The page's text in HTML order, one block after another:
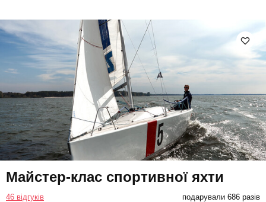
Майстер-клас спортивної яхти
46 відгуків подарували 686 разів